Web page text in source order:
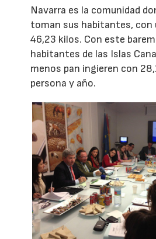
Navarra es la comunidad
toman sus habitantes, con
46,23 kilos. Con este
habitantes de las Islas
menos pan ingieren con
persona y año.